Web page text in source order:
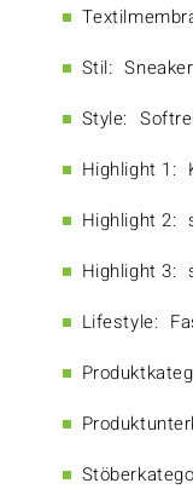
Stil: Sneaker
Style:
Highlight 1:
Highlight 2:
Highlight 3:
Lifestyle: